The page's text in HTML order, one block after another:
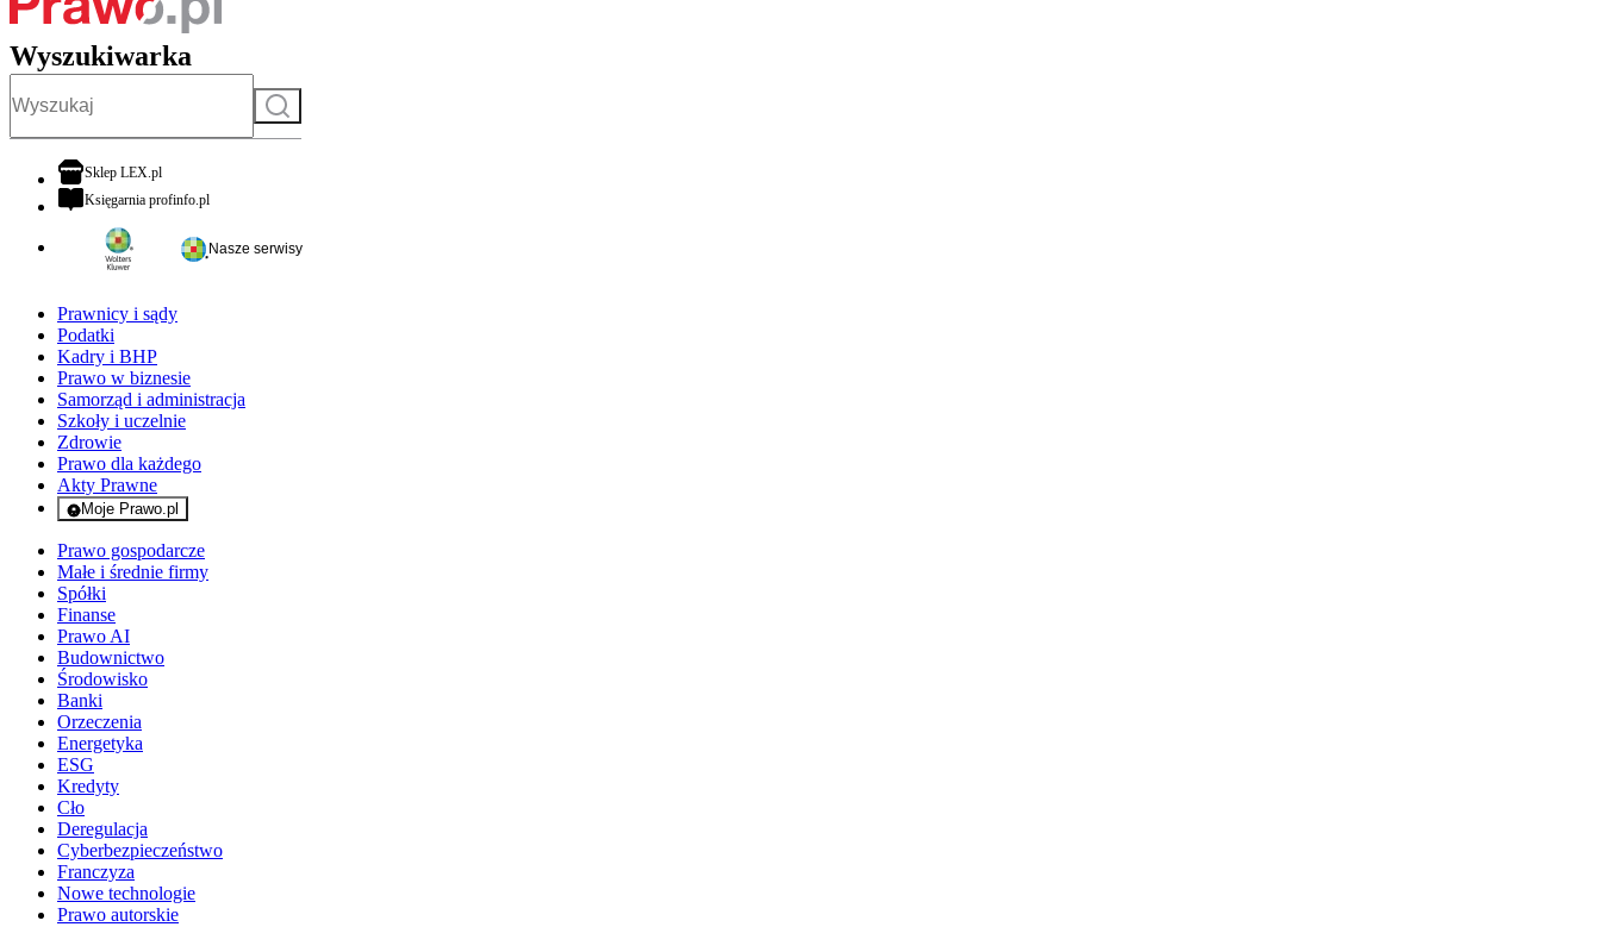
Wyszukiwarka
Szukaj
Sklep LEX.plotwiera się w nowej karcie
Księgarnia profinfo.plotwiera się w nowej karcie
Nasze serwisy
Prawnicy i sądy
Podatki
Kadry i BHP
Prawo w biznesie
Samorząd i administracja
Szkoły i uczelnie
Zdrowie
Prawo dla każdego
Akty Prawne
Moje Prawo.pl
- rejestracja i logowanie do serwisu
Prawo gospodarcze
Małe i średnie firmy
Spółki
Finanse
Prawo AI
Budownictwo
Środowisko
Banki
Orzeczenia
Energetyka
ESG
Kredyty
Cło
Deregulacja
Cyberbezpieczeństwo
Franczyza
Nowe technologie
Prawo autorskie